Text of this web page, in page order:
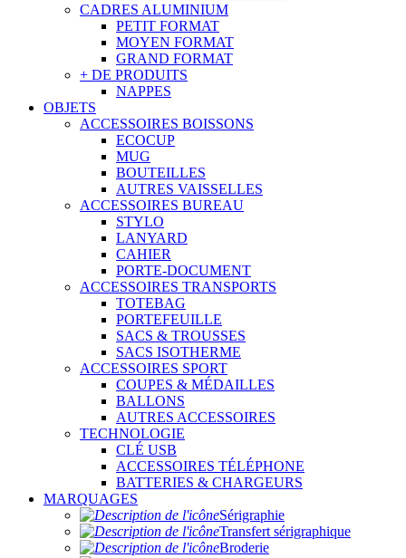
CADRES ALUMINIUM
PETIT FORMAT
MOYEN FORMAT
GRAND FORMAT
+ DE PRODUITS
NAPPES
OBJETS
ACCESSOIRES BOISSONS
ECOCUP
MUG
BOUTEILLES
AUTRES VAISSELLES
ACCESSOIRES BUREAU
STYLO
LANYARD
CAHIER
PORTE-DOCUMENT
ACCESSOIRES TRANSPORTS
TOTEBAG
PORTEFEUILLE
SACS & TROUSSES
SACS ISOTHERME
ACCESSOIRES SPORT
COUPES & MÉDAILLES
BALLONS
AUTRES ACCESSOIRES
TECHNOLOGIE
CLÉ USB
ACCESSOIRES TÉLÉPHONE
BATTERIES & CHARGEURS
MARQUAGES
Sérigraphie
Transfert sérigraphique
Broderie